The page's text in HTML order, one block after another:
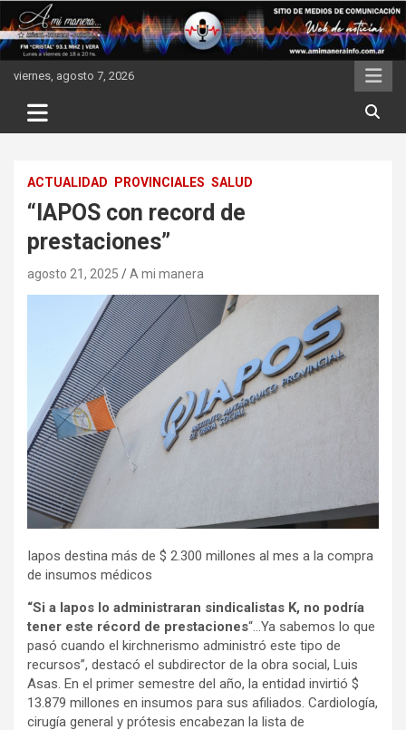
to
content
viernes, agosto 7, 2026
ACTUALIDAD PROVINCIALES SALUD
“IAPOS con record de
prestaciones”
agosto 21, 2025 A mi manera
Iapos destina más de $ 2.300 millones al mes a la compra
de insumos médicos
“Si a Iapos lo administraran sindicalistas K, no podría
tener este récord de prestaciones“…Ya sabemos lo que
pasó cuando el kirchnerismo administró este tipo de
recursos”, destacó el subdirector de la obra social, Luis
Asas. En el primer semestre del año, la entidad invirtió $
13.879 millones en insumos para sus afiliados. Cardiología,
cirugía general y prótesis encabezan la lista de